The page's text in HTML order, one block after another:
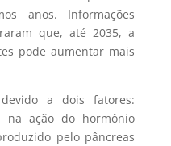
anos. Informações
que, até 2035, a
pode aumentar mais
a dois fatores:
na ação do hormônio
pelo pâncreas